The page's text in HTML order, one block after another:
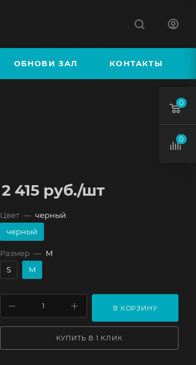
ОБНОВИ ЗАЛ КОНТАКТЫ
2 415 руб./шт
Цвет — черный
черный
Размер — M
S
M
В КОРЗИНУ
КУПИТЬ В 1 КЛИК
0
0